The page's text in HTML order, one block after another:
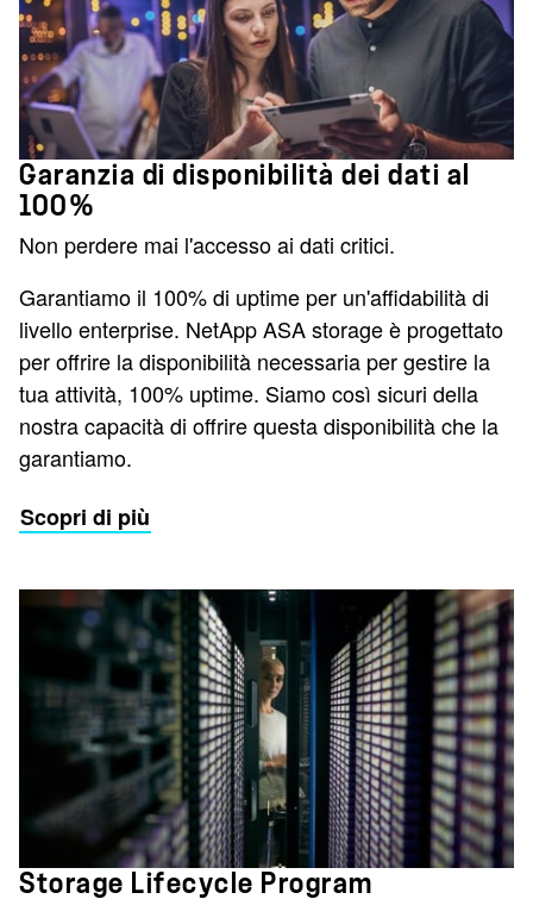
Garanzia di disponibilità dei dati al
100%
Non perdere mai l'accesso ai dati critici.
Garantiamo il 100% di uptime per un'affidabilità di
livello enterprise. NetApp ASA storage è progettato
per offrire la disponibilità necessaria per gestire la
tua attività, 100% uptime. Siamo così sicuri della
nostra capacità di offrire questa disponibilità che la
garantiamo.
Scopri di più
Storage Lifecycle Program